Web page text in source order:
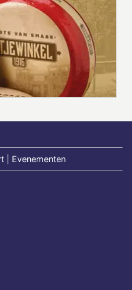
| Evenementen